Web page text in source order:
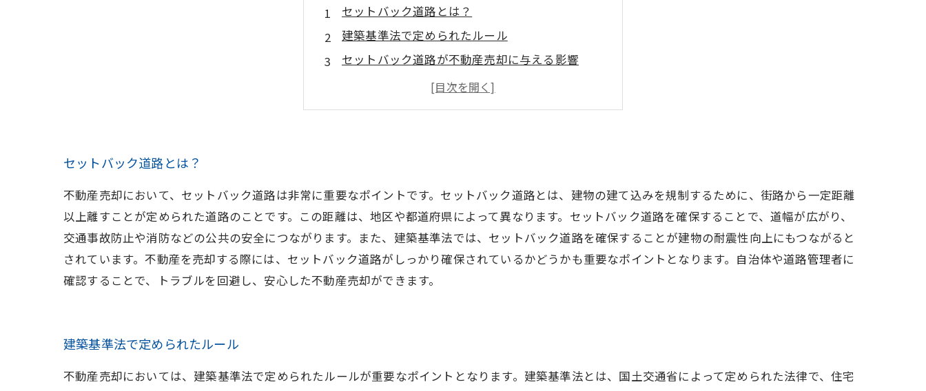
セットバック道路とは？
建築基準法で定められたルール
セットバック道路が不動産売却に与える影響
建物の計画変更をする際には注意が必要
不動産売却の際のセットバック道路の確認方法
セットバック道路とは？
不動産売却において、セットバック道路は非常に重要なポイントです。セットバック道路とは、建物の建て込みを規制するために、街路から一定距離
以上離すことが定められた道路のことです。この距離は、地区や都道府県によって異なります。セットバック道路を確保することで、道幅が広がり、
交通事故防止や消防などの公共の安全につながります。また、建築基準法では、セットバック道路を確保することが建物の耐震性向上にもつながると
されています。不動産を売却する際には、セットバック道路がしっかり確保されているかどうかも重要なポイントとなります。自治体や道路管理者に
確認することで、トラブルを回避し、安心した不動産売却ができます。
建築基準法で定められたルール
不動産売却においては、建築基準法で定められたルールが重要なポイントとなります。建築基準法とは、国土交通省によって定められた法律で、住宅